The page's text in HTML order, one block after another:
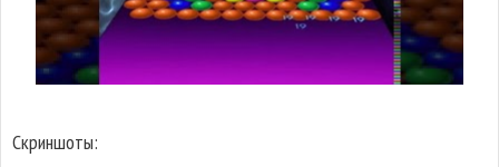
Скриншоты: